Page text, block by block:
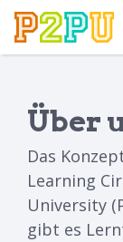
Über
Das
Learning
University
gibt es